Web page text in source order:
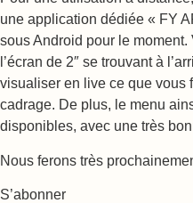
une application dédiée « FY
sous Android pour le
l’écran de 2″ se trouvant à
visualiser en live ce que vous
cadrage. De plus, le menu
disponibles, avec une très
Nous ferons très
S’abonner